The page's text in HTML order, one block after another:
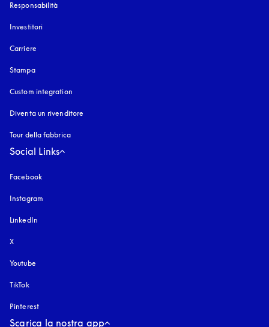
Responsabilità
Investitori
Carriere
Stampa
Custom integration
Diventa un rivenditore
Tour della fabbrica
Social Links
Facebook
Instagram
LinkedIn
X
Youtube
TikTok
Pinterest
Scarica la nostra app